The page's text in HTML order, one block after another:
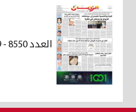
العدد 8550 - 2026/7/29